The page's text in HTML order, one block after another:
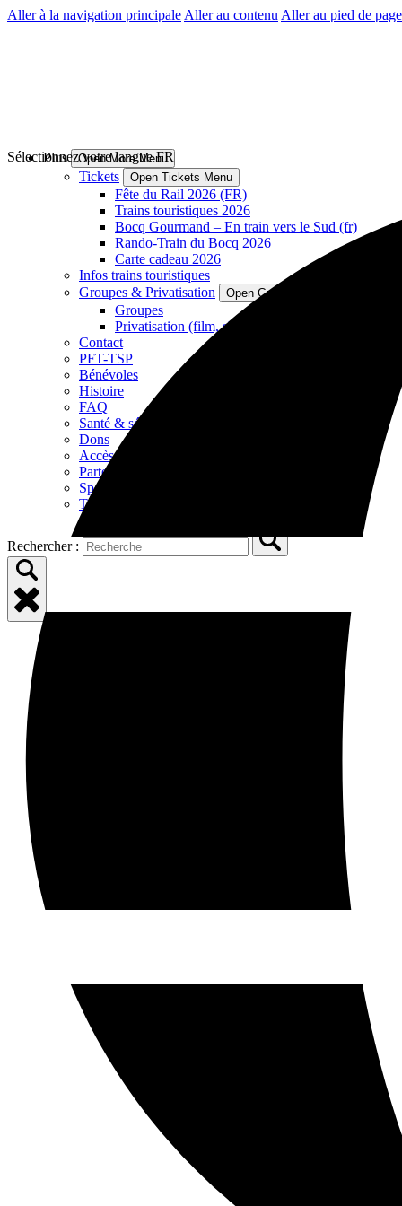
Aller à la navigation principale Aller au contenu Aller au pied de page
Plus Open More Menu
Tickets Open Tickets Menu
Fête du Rail 2026 (FR)
Trains touristiques 2026
Bocq Gourmand – En train vers le Sud (fr)
Rando-Train du Bocq 2026
Carte cadeau 2026
Infos trains touristiques
Groupes & Privatisation
Open Groupes & Privatisation
Groupes
Privatisation (film, shooting photos, ...)
Contact
PFT-TSP
Bénévoles
Histoire
FAQ
Santé & sécurité
Dons
Accès
Partenaires
Sponsors
Tourisme aux alentours
Rechercher :
Sélectionnez votre langue FR